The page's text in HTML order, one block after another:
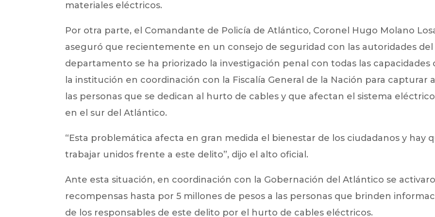
materiales eléctricos.
Por otra parte, el Comandante de Policía de Atlántico, Coronel Hugo Molano
aseguró que recientemente en un consejo de seguridad con las autoridades del
departamento se ha priorizado la investigación penal con todas las capacidades
la institución en coordinación con la Fiscalía General de la Nación para capturar a
las personas que se dedican al hurto de cables y que afectan el sistema eléctrico
en el sur del Atlántico.
“Esta problemática afecta en gran medida el bienestar de los ciudadanos y hay
trabajar unidos frente a este delito”, dijo el alto oficial.
Ante esta situación, en coordinación con la Gobernación del Atlántico se
recompensas hasta por 5 millones de pesos a las personas que brinden
de los responsables de este delito por el hurto de cables eléctricos.